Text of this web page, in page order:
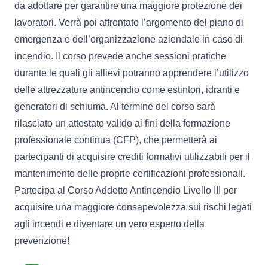
da adottare per garantire una maggiore protezione dei
lavoratori. Verrà poi affrontato l’argomento del piano di
emergenza e dell’organizzazione aziendale in caso di
incendio. Il corso prevede anche sessioni pratiche
durante le quali gli allievi potranno apprendere l’utilizzo
delle attrezzature antincendio come estintori, idranti e
generatori di schiuma. Al termine del corso sarà
rilasciato un attestato valido ai fini della formazione
professionale continua (CFP), che permetterà ai
partecipanti di acquisire crediti formativi utilizzabili per il
mantenimento delle proprie certificazioni professionali.
Partecipa al Corso Addetto Antincendio Livello III per
acquisire una maggiore consapevolezza sui rischi legati
agli incendi e diventare un vero esperto della
prevenzione!